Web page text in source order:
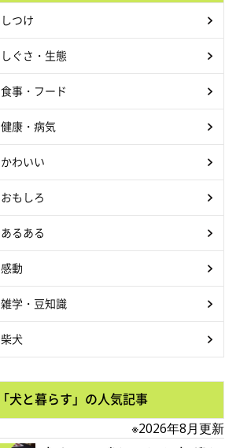
しつけ
しぐさ・生態
食事・フード
健康・病気
かわいい
おもしろ
あるある
感動
雑学・豆知識
柴犬
「犬と暮らす」の人気記事
※2026年8月更新